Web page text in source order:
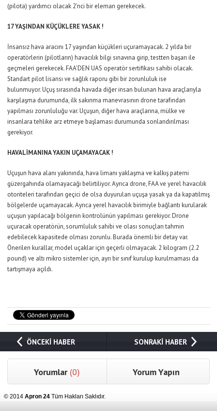
(pilota) yardımcı olacak 2’nci bir eleman gerekecek.
17 YAŞINDAN KÜÇÜKLERE YASAK !
İnsansız hava aracını 17 yaşından küçükleri uçuramayacak. 2 yılda bir
operatörlerin (pilotların) havacılık bilgi sınavına girip, testten başarı ile
geçmeleri gerekecek. FAA’DEN UAS operatör sertifikası sahibi olacak.
Standart pilot lisansı ve sağlık raporu gibi bir zorunluluk ise
bulunmuyor. Uçuş sırasında havada diğer insan bulunan hava araçlarıyla
karşılaşma durumunda, ilk sakınma manevrasının drone tarafından
yapılması zorunluluğu var. Uçuşun, diğer hava araçlarına, mülke ve
insanlara tehlike arz etmeye başlaması durumunda sonlandırılması
gerekiyor.
HAVALİMANINA YAKIN UÇAMAYACAK !
Uçuşun hava alanı yakınında, hava limanı yaklaşma ve kalkış paterni
güzergahında olamayacağı belirtiliyor. Ayrıca drone, FAA ve yerel havacılık
otoriteleri tarafından geçici de olsa duyurulan uçuşa yasak ya da kapatılmış
bölgelerde uçamayacak. Ayrıca yerel havacılık birimiyle bağlantı kurularak
uçuşun yapılacağı bölgenin kontrolünün yapılması gerekiyor. Drone
uçuracak operatörün, sorumluluk sahibi ve olası sonuçları tahmin
edebilecek kapasitede olması zorunlu. Burada önemli bir detay var.
Önerilen kurallar, model uçaklar için geçerli olmayacak. 2 kilogram (2.2
pound) ve altı mikro sistemler için, ayrı bir sınıf kurulup kurulmaması da
tartışmaya açıldı.
ÖNCEKİ HABER SONRAKİ HABER
Yorumlar (0) Yorum Yapın
© 2014 Apron 24 Tüm Hakları Saklıdır.